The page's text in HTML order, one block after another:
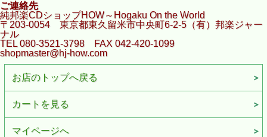
ご連絡先
純邦楽CDショップHOW～Hogaku On the World
〒203-0054 東京都東久留米市中央町6-2-5（有）邦楽ジャー
ナル
TEL 080-3521-3798 FAX 042-420-1099
shopmaster@hj-how.com
お店のトップへ戻る
カートを見る
マイページへ